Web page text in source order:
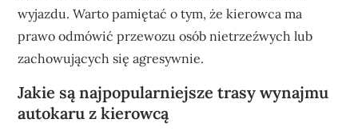
wyjazdu. Warto pamiętać o tym, że kierowca ma
prawo odmówić przewozu osób nietrzeźwych lub
zachowujących się agresywnie.
Jakie są najpopularniejsze trasy wynajmu
autokaru z kierowcą